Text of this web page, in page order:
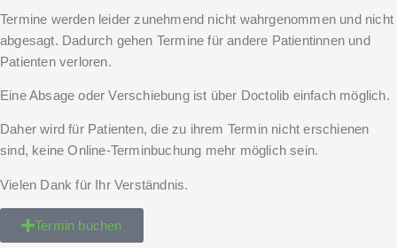
Termine werden leider zunehmend nicht wahrgenommen und nicht
abgesagt. Dadurch gehen Termine für andere Patientinnen und
Patienten verloren.
Eine Absage oder Verschiebung ist über Doctolib einfach möglich.
Daher wird für Patienten, die zu ihrem Termin nichterschienen
sind, keine Online-Terminbuchung mehr möglich sein.
Vielen Dank für Ihr Verständnis.
Termin buchen